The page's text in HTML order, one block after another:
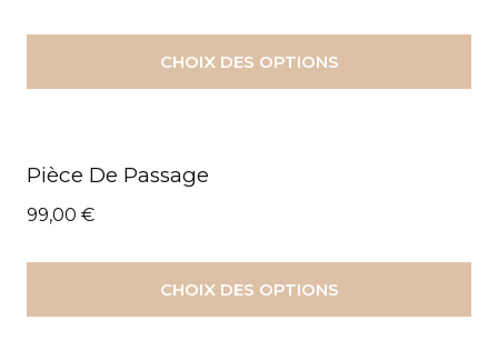
CHOIX DES OPTIONS
Pièce De Passage
99,00 €
CHOIX DES OPTIONS